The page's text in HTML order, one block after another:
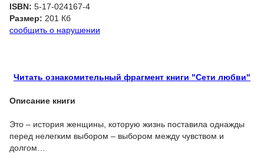
ISBN: 5-17-024167-4
Размер: 201 Кб
сообщить о нарушении
Читать ознакомительный фрагмент книги "Сети любви"
Описание книги
Это – история женщины, которую жизнь поставила однажды
перед нелегким выбором – выбором между чувством и
долгом…